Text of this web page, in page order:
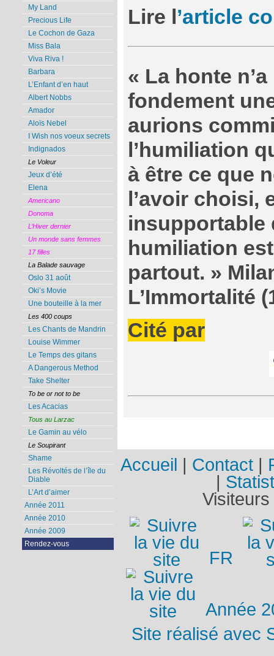
Lire l ’article
« La honte
fondement
aurions
l’humiliation
à être ce que
l’avoir choisi,
insupportable
humiliation
partout. »
L’Immortalité
Cité par
My Land
Precious Life
Le Cochon de Gaza
Miss Bala
Viva Riva !
Barbara
L’Enfant d’en haut
Albert Nobbs
Amador
Aloïs Nebel
I Wish nos voeux secrets
Indignados
Le Voleur
Jeux d’été
Elena
Americano
Donoma
L’Hiver dernier
Un monde sans femmes
17 filles
La Balade sauvage
Oslo 31 août
Oki’s Movie
Une bouteille à la mer
Les 400 coups
Les Chants de Mandrin
Louise Wimmer
Le Temps des gitans
A Dangerous Method
Take Shelter
To be or not to be
Les Acacias
Tous au Larzac
Le Gamin au vélo
Le Soupirant
Shame
Les Révoltés de l’île du
Diable
L’Art d’aimer
Année 2011
Année 2010
Année 2009
Rendez-vous
Accueil | Contact |
|
FR
Année
Site réalisé avec